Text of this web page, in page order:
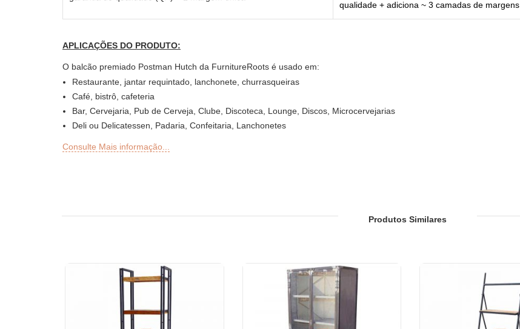
qualidade + adiciona ~ 3 camadas de margens
APLICAÇÕES DO PRODUTO:
O balcão premiado Postman Hutch da FurnitureRoots é usado em:
Restaurante, jantar requintado, lanchonete, churrasqueiras
Café, bistrô, cafeteria
Bar, Cervejaria, Pub de Cerveja, Clube, Discoteca, Lounge, Discos, Microcervejarias
Deli ou Delicatessen, Padaria, Confeitaria, Lanchonetes
Sheesha Lounge, Hookah Café / Bar
Móveis para arquitetos e designers de interiores
Importadores e exportadores de móveis
Desenhos de exportação de móveis indianos
Lojas de móveis e cadeias de varejo
Consulte Mais informação...
Produtos Similares